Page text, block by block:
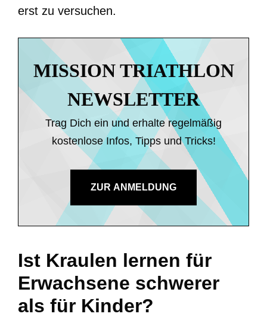
erst zu versuchen.
MISSION TRIATHLON
NEWSLETTER
Trag Dich ein und erhalte regelmäßig
kostenlose Infos, Tipps und Tricks!
ZUR ANMELDUNG
Ist Kraulen lernen für
Erwachsene schwerer
als für Kinder?